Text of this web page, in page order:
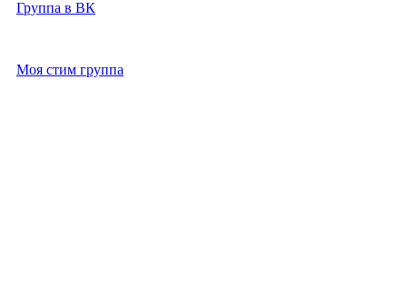
Группа в ВК
Моя стим группа